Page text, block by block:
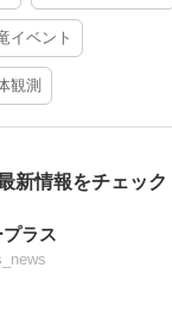
イベント
観測
新情報をチェック
ラス